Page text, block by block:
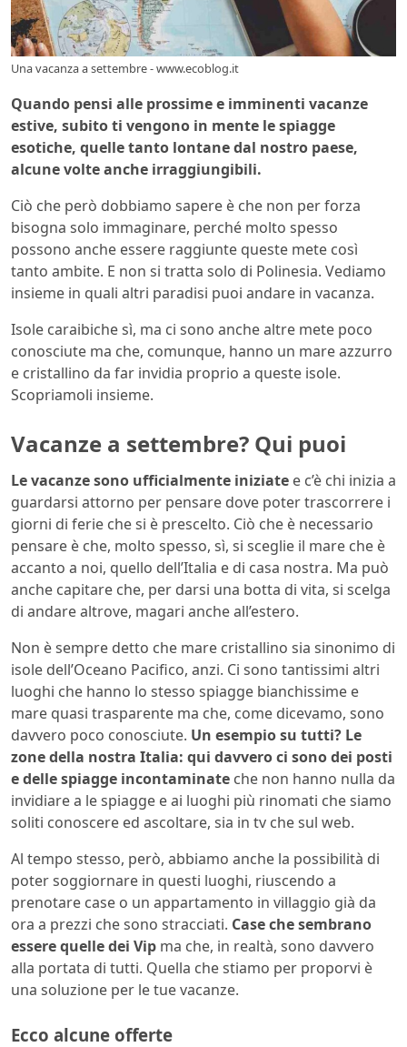
Una vacanza a settembre - www.ecoblog.it
Quando pensi alle prossime e imminenti vacanze
estive, subito ti vengono in mente le spiagge
esotiche, quelle tanto lontane dal nostro paese,
alcune volte anche irraggiungibili.
Ciò che però dobbiamo sapere è che non per forza
bisogna solo immaginare, perché molto spesso
possono anche essere raggiunte queste mete così
tanto ambite. E non si tratta solo di Polinesia. Vediamo
insieme in quali altri paradisi puoi andare in vacanza.
Isole caraibiche sì, ma ci sono anche altre mete poco
conosciute ma che, comunque, hanno un mare azzurro
e cristallino da far invidia proprio a queste isole.
Scopriamoli insieme.
Vacanze a settembre? Qui puoi
Le vacanze sono ufficialmente iniziate e c’è chi inizia a
guardarsi attorno per pensare dove poter trascorrere i
giorni di ferie che si è prescelto. Ciò che è necessario
pensare è che, molto spesso, sì, si sceglie il mare che è
accanto a noi, quello dell’Italia e di casa nostra. Ma può
anche capitare che, per darsi una botta di vita, si scelga
di andare altrove, magari anche all’estero.
Non è sempre detto che mare cristallino sia sinonimo di
isole dell’Oceano Pacifico, anzi. Ci sono tantissimi altri
luoghi che hanno lo stesso spiagge bianchissime e
mare quasi trasparente ma che, come dicevamo, sono
davvero poco conosciute. Un esempio su tutti? Le
zone della nostra Italia: qui davvero ci sono dei posti
e delle spiagge incontaminate che non hanno nulla da
invidiare a le spiagge e ai luoghi più rinomati che siamo
soliti conoscere ed ascoltare, sia in tv che sul web.
Al tempo stesso, però, abbiamo anche la possibilità di
poter soggiornare in questi luoghi, riuscendo a
prenotare case o un appartamento in villaggio già da
ora a prezzi che sono stracciati. Case che sembrano
essere quelle dei Vip ma che, in realtà, sono davvero
alla portata di tutti. Quella che stiamo per proporvi è
una soluzione per le tue vacanze.
Ecco alcune offerte